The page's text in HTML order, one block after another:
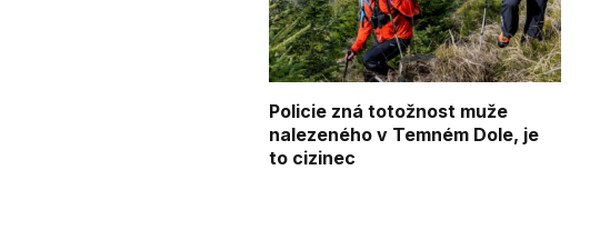
Policie zná totožnost muže
nalezeného v Temném Dole, je
to cizinec